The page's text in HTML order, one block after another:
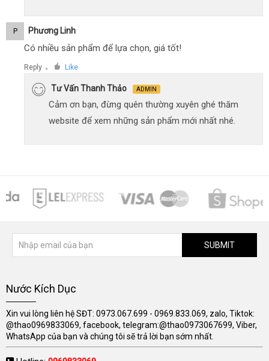
P Phương Linh
Có nhiều sản phẩm để lựa chọn, giá tốt!
Reply ● Like
Tư Vấn Thanh Thảo ADMIN
Cảm ơn bạn, đừng quên thường xuyên ghé thăm
website để xem những sản phẩm mới nhất nhé.
SUBMIT
Nước Kích Dục
Xin vui lòng liên hệ SĐT: 0973.067.699 - 0969.833.069, zalo, Tiktok:
@thao0969833069, facebook, telegram:@thao0973067699, Viber,
WhatsApp của bạn và chúng tôi sẽ trả lời bạn sớm nhất.